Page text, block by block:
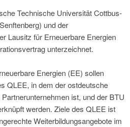
Technische Universität Cottbus-
und der
Lausitz für Erneuerbare Energien
unterzeichnet.
Energien (EE) sollen
QLEE, in dem der ostdeutsche
ist, und der BTU
werden. Ziele des QLEE ist
Weiterbildungsangebote im